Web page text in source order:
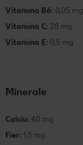
Vitamina B6: 0,05 mg
Vitamina C: 28 mg
Vitamina E: 0,5 mg
Minerale
Calciu: 40 mg
Fier: 1,5 mg